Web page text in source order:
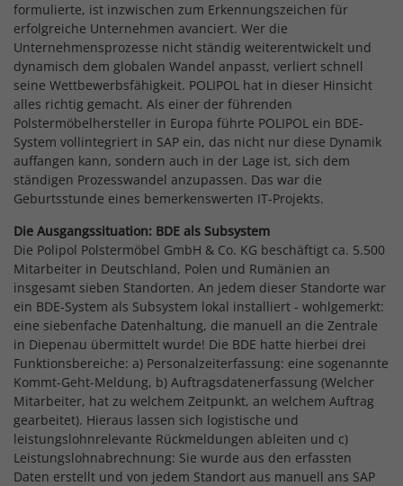
formulierte, ist inzwischen zum Erkennungszeichen für
erfolgreiche Unternehmen avanciert. Wer die
Unternehmensprozesse nicht ständig weiterentwickelt und
dynamisch dem globalen Wandel anpasst, verliert schnell
seine Wettbewerbsfähigkeit. POLIPOL hat in dieser Hinsicht
alles richtig gemacht. Als einer der führenden
Polstermöbelhersteller in Europa führte POLIPOL ein BDE-
System vollintegriert in SAP ein, das nicht nur diese Dynamik
auffangen kann, sondern auch in der Lage ist, sich dem
ständigen Prozesswandel anzupassen. Das war die
Geburtsstunde eines bemerkenswerten IT-Projekts.
Die Ausgangssituation: BDE als Subsystem
Die Polipol Polstermöbel GmbH & Co. KG beschäftigt ca. 5.500
Mitarbeiter in Deutschland, Polen und Rumänien an
insgesamt sieben Standorten. An jedem dieser Standorte war
ein BDE-System als Subsystem lokal installiert - wohlgemerkt:
eine siebenfache Datenhaltung, die manuell an die Zentrale
in Diepenau übermittelt wurde! Die BDE hatte hierbei drei
Funktionsbereiche: a) Personalzeiterfassung: eine sogenannte
Kommt-Geht-Meldung, b) Auftragsdatenerfassung (Welcher
Mitarbeiter, hat zu welchem Zeitpunkt, an welchem Auftrag
gearbeitet). Hieraus lassen sich logistische und
leistungslohnrelevante Rückmeldungen ableiten und c)
Leistungslohnabrechnung: Sie wurde aus den erfassten
Daten erstellt und von jedem Standort aus manuell ans SAP